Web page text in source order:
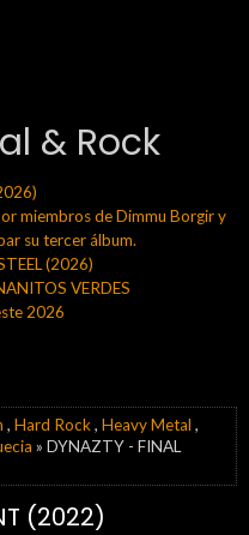
& Rock
miembros de Dimmu Borgir y
su tercer álbum.
(2026)
VERDES
2026
, Hard Rock, Heavy Metal ,
» DYNAZTY - FINAL
(2022)